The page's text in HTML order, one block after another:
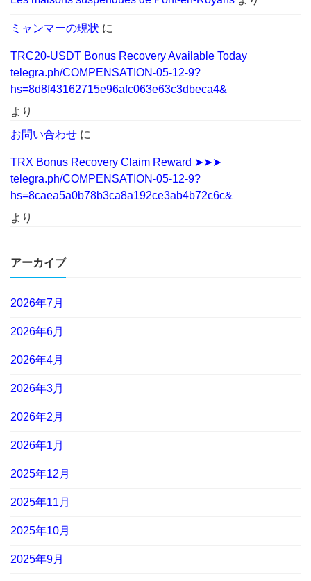
ミャンマーの現状 に
TRC20-USDT Bonus Recovery Available Today
telegra.ph/COMPENSATION-05-12-9?
hs=8d8f43162715e96afc063e63c3dbeca4&
より
お問い合わせ に
TRX Bonus Recovery Claim Reward ➤➤➤
telegra.ph/COMPENSATION-05-12-9?
hs=8caea5a0b78b3ca8a192ce3ab4b72c6c&
より
アーカイブ
2026年7月
2026年6月
2026年4月
2026年3月
2026年2月
2026年1月
2025年12月
2025年11月
2025年10月
2025年9月